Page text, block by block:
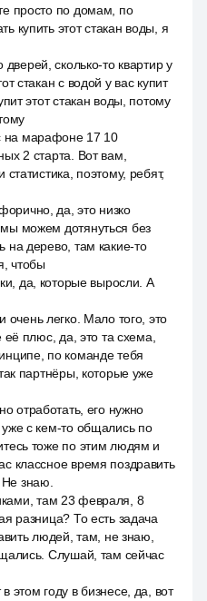
просто по домам, по
купить этот стакан воды, я
сколько-то квартир у
стакан с водой у вас купит
этот стакан воды, потому
на марафоне 17 10
2 старта. Вот вам,
поэтому, ребят,
да, это низко
можем дотянуться без
на дерево, там какие-то
чтобы
да, которые выросли. А
очень легко. Мало того, это
плюс, да, это та схема,
по команде тебя
партнёры, которые уже
отработать, его нужно
с кем-то общались по
тоже по этим людям и
классное время поздравить
знаю.
там 23 февраля, 8
разница? То есть задача
людей, там, не знаю,
Слушай, там сейчас
этом году в бизнесе, да, вот